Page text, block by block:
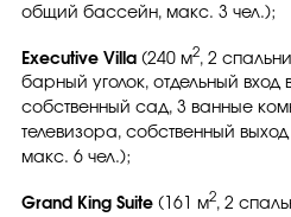
общий бассейн, макс. 3 чел.);
Executive Villa (240 м2, 2
барный уголок, отдельный вход
собственный сад, 3 ванные
телевизора, собственный
макс. 6 чел.);
Grand King Suite (161 м2, 2